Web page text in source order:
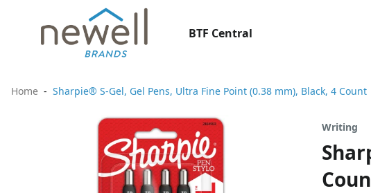
BTF Central
Home Sharpie® S-Gel, Gel Pens, Ultra Fine Point (0.38 mm), Black, 4 Count
Writing